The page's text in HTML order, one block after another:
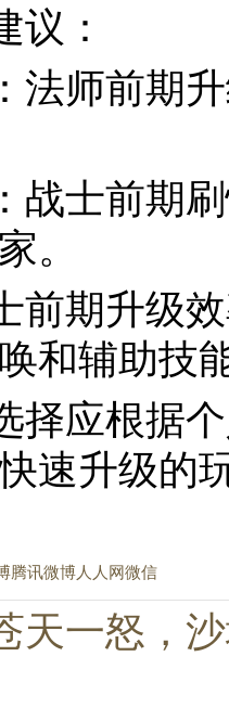
议：
法师前期
战士前期
。
前期升级
和辅助技
择应根据
速升级的
腾讯微博人人网微信
天一怒，